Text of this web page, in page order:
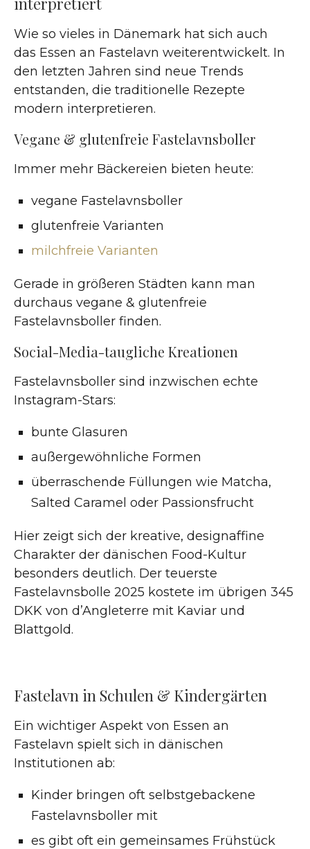
Wie so vieles in Dänemark hat sich auch
das Essen an Fastelavn weiterentwickelt. In
den letzten Jahren sind neue Trends
entstanden, die traditionelle Rezepte
modern interpretieren.
Vegane & glutenfreie Fastelavnsboller
Immer mehr Bäckereien bieten heute:
vegane Fastelavnsboller
glutenfreie Varianten
milchfreie Varianten
Gerade in größeren Städten kann man
durchaus vegane & glutenfreie
Fastelavnsboller finden.
Social-Media-taugliche Kreationen
Fastelavnsboller sind inzwischen echte
Instagram-Stars:
bunte Glasuren
außergewöhnliche Formen
überraschende Füllungen wie Matcha,
Salted Caramel oder Passionsfrucht
Hier zeigt sich der kreative, designaffine
Charakter der dänischen Food-Kultur
besonders deutlich. Der teuerste
Fastelavnsbolle 2025 kostete im übrigen 345
DKK von d’Angleterre mit Kaviar und
Blattgold.
Fastelavn in Schulen & Kindergärten
Ein wichtiger Aspekt von Essen an
Fastelavn spielt sich in dänischen
Institutionen ab:
Kinder bringen oft selbstgebackene
Fastelavnsboller mit
es gibt oft ein gemeinsames Frühstück